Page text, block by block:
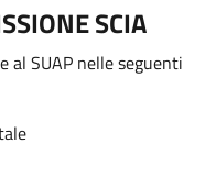
SCIA
al SUAP nelle seguenti